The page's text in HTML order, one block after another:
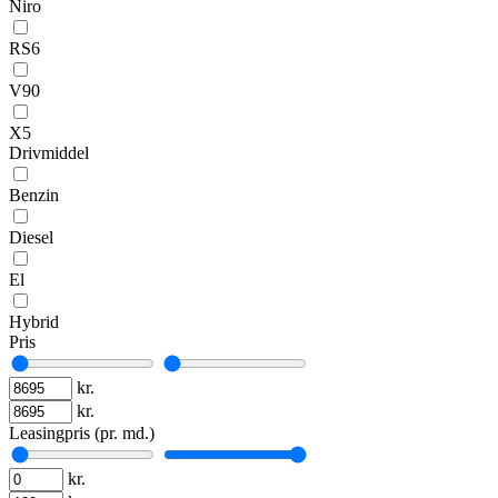
Niro
RS6
V90
X5
Drivmiddel
Benzin
Diesel
El
Hybrid
Pris
kr.
kr.
Leasingpris (pr. md.)
kr.